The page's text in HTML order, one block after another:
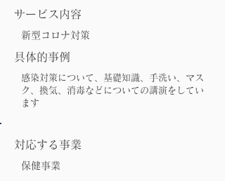
サービス内容
新型コロナ対策
具体的事例
感染対策について、基礎知識、手洗い、マス
ク、換気、消毒などについての講演をしてい
ます
対応する事業
保健事業